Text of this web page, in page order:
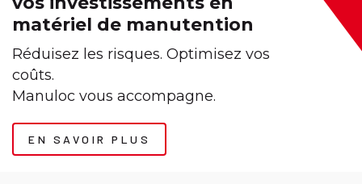
matériel de manutention
Réduisez les risques. Optimisez vos
coûts.
Manuloc vous accompagne.
EN SAVOIR PLUS